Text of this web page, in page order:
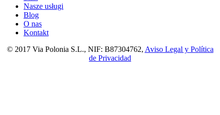
Nasze usługi
Blog
O nas
Kontakt
© 2017 Via Polonia S.L., NIF: B87304762, Aviso Legal y Política
de Privacidad